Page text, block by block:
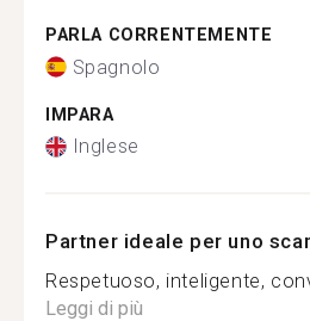
PARLA CORRENTEMENTE
Spagnolo
IMPARA
Inglese
Partner ideale per uno
Respetuoso, inteligente,
Leggi di più